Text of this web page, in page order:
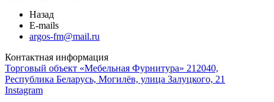
Назад
E-mails
argos-fm@mail.ru
Контактная информация
Торговый объект «Мебельная Фурнитура» 212040,
Республика Беларусь, Могилёв, улица Залуцкого, 21
Instagram